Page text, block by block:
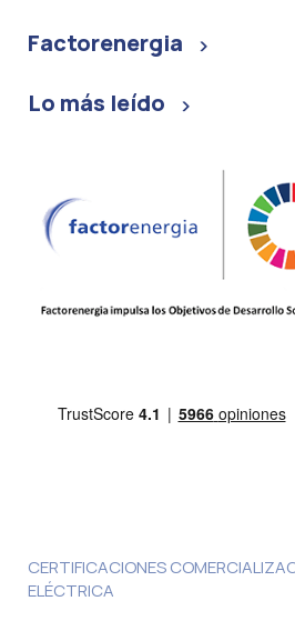
Factorenergia
Lo más leído
CERTIFICACIONES
ELÉCTRICA